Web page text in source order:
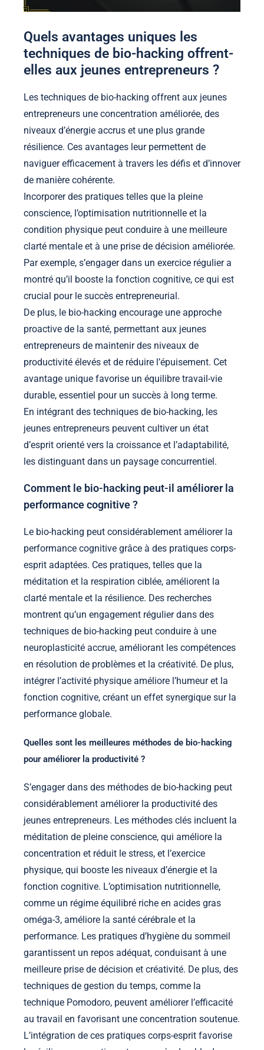
Quels avantages uniques les
techniques de bio-hacking offrent-
elles aux jeunes entrepreneurs ?
Les techniques de bio-hacking offrent aux jeunes
entrepreneurs une concentration améliorée, des
niveaux d’énergie accrus et une plus grande
résilience. Ces avantages leur permettent de
naviguer efficacement à travers les défis et d’innover
de manière cohérente.
Incorporer des pratiques telles que la pleine
conscience, l’optimisation nutritionnelle et la
condition physique peut conduire à une meilleure
clarté mentale et à une prise de décision améliorée.
Par exemple, s’engager dans un exercice régulier a
montré qu’il booste la fonction cognitive, ce qui est
crucial pour le succès entrepreneurial.
De plus, le bio-hacking encourage une approche
proactive de la santé, permettant aux jeunes
entrepreneurs de maintenir des niveaux de
productivité élevés et de réduire l’épuisement. Cet
avantage unique favorise un équilibre travail-vie
durable, essentiel pour un succès à long terme.
En intégrant des techniques de bio-hacking, les
jeunes entrepreneurs peuvent cultiver un état
d’esprit orienté vers la croissance et l’adaptabilité,
les distinguant dans un paysage concurrentiel.
Comment le bio-hacking peut-il améliorer la
performance cognitive ?
Le bio-hacking peut considérablement améliorer la
performance cognitive grâce à des pratiques corps-
esprit adaptées. Ces pratiques, telles que la
méditation et la respiration ciblée, améliorent la
clarté mentale et la résilience. Des recherches
montrent qu’un engagement régulier dans des
techniques de bio-hacking peut conduire à une
neuroplasticité accrue, améliorant les compétences
en résolution de problèmes et la créativité. De plus,
intégrer l’activité physique améliore l’humeur et la
fonction cognitive, créant un effet synergique sur la
performance globale.
Quelles sont les meilleures méthodes de bio-hacking
pour améliorer la productivité ?
S’engager dans des méthodes de bio-hacking peut
considérablement améliorer la productivité des
jeunes entrepreneurs. Les méthodes clés incluent la
méditation de pleine conscience, qui améliore la
concentration et réduit le stress, et l’exercice
physique, qui booste les niveaux d’énergie et la
fonction cognitive. L’optimisation nutritionnelle,
comme un régime équilibré riche en acides gras
oméga-3, améliore la santé cérébrale et la
performance. Les pratiques d’hygiène du sommeil
garantissent un repos adéquat, conduisant à une
meilleure prise de décision et créativité. De plus, des
techniques de gestion du temps, comme la
technique Pomodoro, peuvent améliorer l’efficacité
au travail en favorisant une concentration soutenue.
L’intégration de ces pratiques corps-esprit favorise